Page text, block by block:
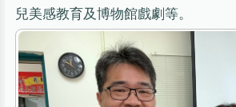
兒美感教育及博物館戲劇等。